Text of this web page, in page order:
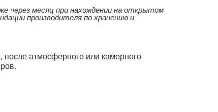
через месяц при нахождении на открытом
производителя по хранению и
, после атмосферного или камерного